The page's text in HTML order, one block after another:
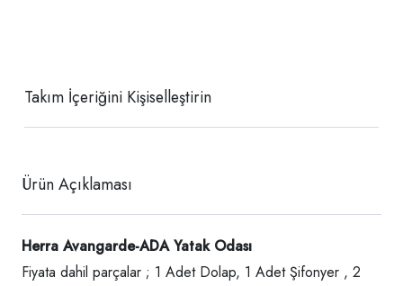
Takım İçeriğini Kişiselleştirin
Ürün Açıklaması
Herra Avangarde-ADA Yatak Odası
Fiyata dahil parçalar ; 1 Adet Dolap, 1 Adet Şifonyer , 2